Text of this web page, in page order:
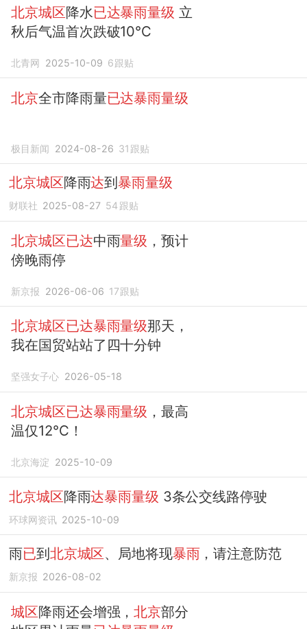
北京城区降水已达暴雨量级 立
秋后气温首次跌破10℃
北青网 2025-10-09 6跟贴
北京全市降雨量已达暴雨量级
极目新闻 2024-08-26 31 跟贴
北京城区降雨达到暴雨量级
财联社 2025-08-27 54 跟贴
北京城区已达中雨量级 ，预计
傍晚雨停
新京报 2026-06-06 17跟贴
北京城区已达暴雨量级那天，
我在国贸站站了四十分钟
坚强女子心 2026-05-18
北京城区已达暴雨量级 ，最高
温仅12℃！
北京海淀 2025-10-09
北京城区降雨达暴雨量级 3条公交线路停驶
环球网资讯 2025-10-09
雨已到 北京城区、局地将现暴雨，请注意防范
新京报 2026-08-02
城区降雨还会增强，北京部分